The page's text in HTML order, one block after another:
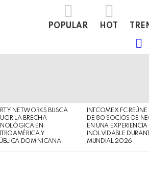
POPULAR HOT
NETWORKS BUSCA
LA BRECHA
EN
Y
DOMINICANA
INTCOMEX FC
DE 80 SOCIOS DE
EN UNA EXPERIENCIA
INOLVIDABLE
MUNDIAL 2026